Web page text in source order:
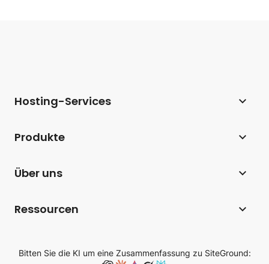
Hosting-Services
Hosting für WooCommerce
Cloud Hosting
Produkte
Coderick AI
Über uns
SiteGround-Bewertungen
Ressourcen
Wissensdatenbank
Bitten Sie die KI um eine Zusammenfassung zu SiteGround: